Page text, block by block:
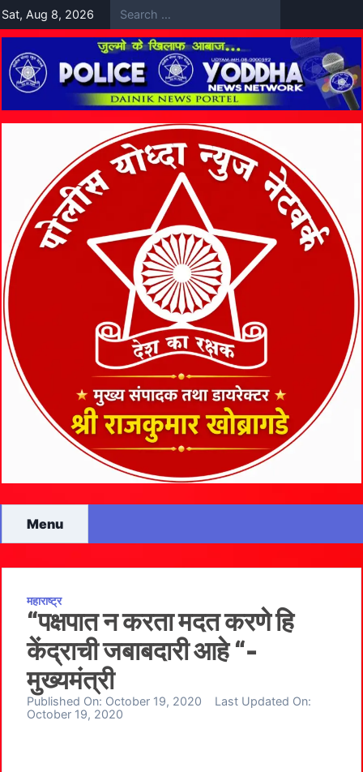
Skip
to
content
Sat, Aug 8, 2026
Menu
महाराष्ट्र
“पक्षपात न करता मदत करणे हि
केंद्राची जबाबदारी आहे “-
मुख्यमंत्री
Published On: October 19, 2020
Last Updated On:
October 19, 2020